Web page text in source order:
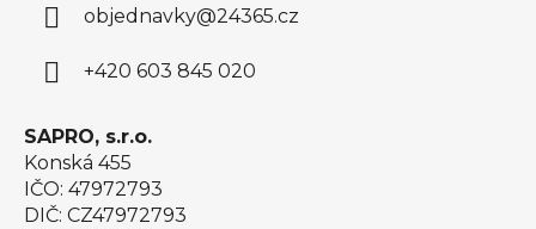
objednavky@24365.cz
+420 603 845 020
SAPRO, s.r.o.
Konská 455
IČO: 47972793
DIČ: CZ47972793